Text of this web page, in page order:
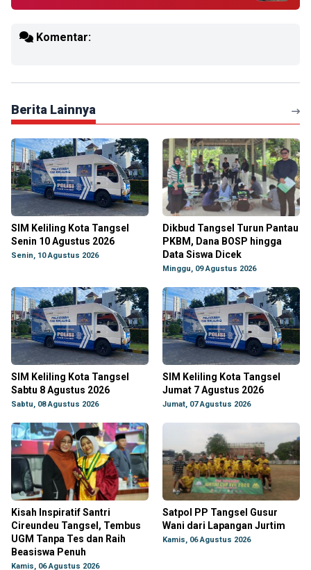
Komentar:
Berita Lainnya
SIM Keliling Kota Tangsel
Senin 10 Agustus 2026
Senin, 10 Agustus 2026
Dikbud Tangsel Turun Pantau
PKBM, Dana BOSP hingga
Data Siswa Dicek
Minggu, 09 Agustus 2026
SIM Keliling Kota Tangsel
Sabtu 8 Agustus 2026
Sabtu, 08 Agustus 2026
SIM Keliling Kota Tangsel
Jumat 7 Agustus 2026
Jumat, 07 Agustus 2026
Kisah Inspiratif Santri
Cireundeu Tangsel, Tembus
UGM Tanpa Tes dan Raih
Beasiswa Penuh
Kamis, 06 Agustus 2026
Satpol PP Tangsel Gusur
Wani dari Lapangan Jurtim
Kamis, 06 Agustus 2026